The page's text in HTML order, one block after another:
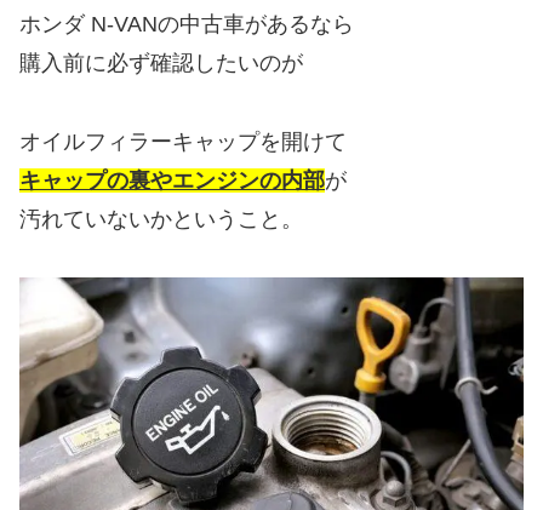
ホンダ N-VANの中古車があるなら
購入前に必ず確認したいのが
オイルフィラーキャップを開けて
キャップの裏やエンジンの内部が
汚れていないかということ。